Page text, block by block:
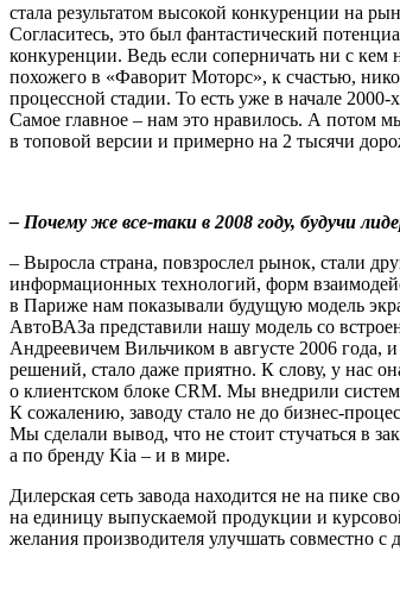
стала результатом высокой конкуренции на
Согласитесь, это был фантастический
конкуренции. Ведь если соперничать ни с
похожего в «Фаворит Моторс», к счастью,
процессной стадии. То есть уже в начале
Самое главное – нам это нравилось. А потом
в топовой версии и примерно на 2 тысячи
– Почему же все-таки в 2008 году, будучи
– Выросла страна, повзрослел рынок, стали
информационных технологий, форм
в Париже нам показывали будущую модель
АвтоВАЗа представили нашу модель со
Андреевичем Вильчиком в августе 2006 года,
решений, стало даже приятно. К слову, у нас
о клиентском блоке CRM. Мы внедрили
К сожалению, заводу стало не до бизнес-
Мы сделали вывод, что не стоит стучаться в
а по бренду Kia – и в мире.
Дилерская сеть завода находится не на пике
на единицу выпускаемой продукции и
желания производителя улучшать совместно